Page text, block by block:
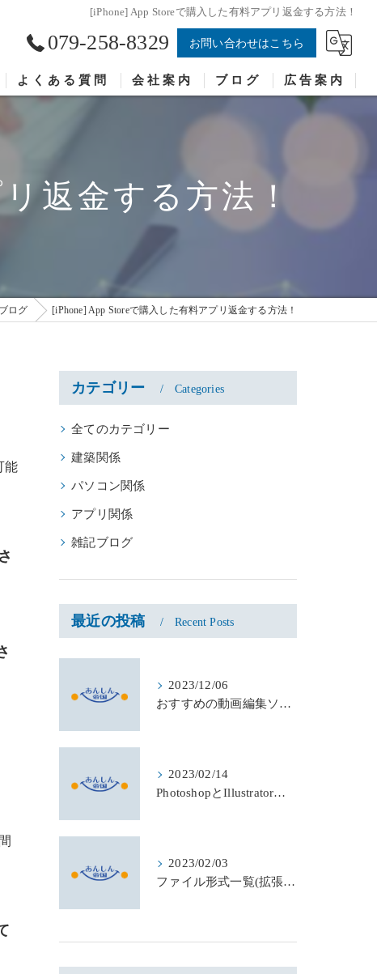
[iPhone] App Storeで購入した有料アプリ返金する方法！
079-258-8329 お問い合わせはこちら
よくある質問 会社案内 ブログ 広告案内
返金する方法！
ブログ [iPhone] App Storeで購入した有料アプリ返金する方法！
能
カテゴリー Categories
全てのカテゴリー
建築関係
パソコン関係
アプリ関係
雑記ブログ
最近の投稿 Recent Posts
2023/12/06
おすすめの動画編集ソフト！
2023/02/14
PhotoshopとIllustratorの違い
2023/02/03
ファイル形式一覧(拡張子まとめ)